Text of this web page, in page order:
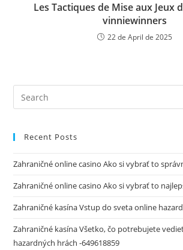
Les Tactiques de Mise aux Jeux
vinniewinners
22 de April de 2025
Recent Posts
Zahraničné online casino Ako si vybrať to
Zahraničné online casino Ako si vybrať to
Zahraničné kasína Vstup do sveta online
Zahraničné kasína Všetko, čo potrebujete
hazardných hrách -649618859